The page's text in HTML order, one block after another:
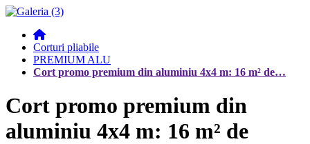
Corturi pliabile
PREMIUM ALU
Cort promo premium din aluminiu 4x4 m: 16 m² de…
Cort promo premium din
aluminiu 4x4 m: 16 m² de